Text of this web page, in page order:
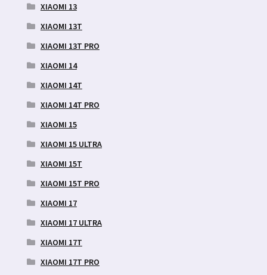
XIAOMI 13
XIAOMI 13T
XIAOMI 13T PRO
XIAOMI 14
XIAOMI 14T
XIAOMI 14T PRO
XIAOMI 15
XIAOMI 15 ULTRA
XIAOMI 15T
XIAOMI 15T PRO
XIAOMI 17
XIAOMI 17 ULTRA
XIAOMI 17T
XIAOMI 17T PRO